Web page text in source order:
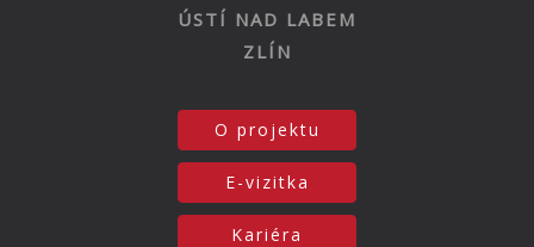
ÚSTÍ NAD LABEM
ZLÍN
O projektu
E-vizitka
Kariéra